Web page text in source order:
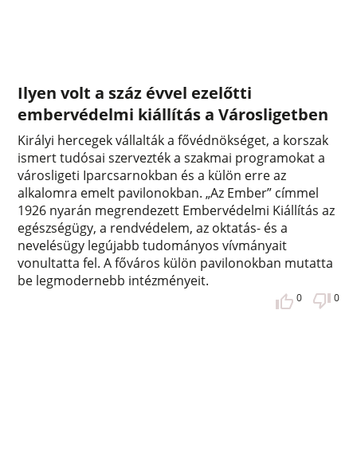
Ilyen volt a száz évvel ezelőtti
embervédelmi kiállítás a Városligetben
Királyi hercegek vállalták a fővédnökséget, a korszak
ismert tudósai szervezték a szakmai programokat a
városligeti Iparcsarnokban és a külön erre az
alkalomra emelt pavilonokban. „Az Ember” címmel
1926 nyarán megrendezett Embervédelmi Kiállítás az
egészségügy, a rendvédelem, az oktatás- és a
nevelésügy legújabb tudományos vívmányait
vonultatta fel. A főváros külön pavilonokban mutatta
be legmodernebb intézményeit.
0 0